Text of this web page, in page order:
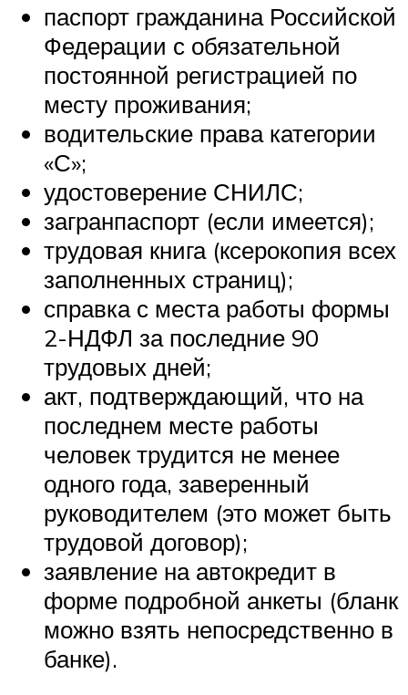
паспорт гражданина Российской
Федерации с обязательной
постоянной регистрацией по
месту проживания;
водительские права категории
«С»;
удостоверение СНИЛС;
загранпаспорт (если имеется);
трудовая книга (ксерокопия всех
заполненных страниц);
справка с места работы формы
2-НДФЛ за последние 90
трудовых дней;
акт, подтверждающий, что на
последнем месте работы
человек трудится не менее
одного года, заверенный
руководителем (это может быть
трудовой договор);
заявление на автокредит в
форме подробной анкеты (бланк
можно взять непосредственно в
банке).